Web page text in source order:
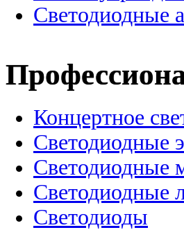
Светодиодные
Концертное
Cветодиодные
Светодиодные
Светодиодные
Светодиоды